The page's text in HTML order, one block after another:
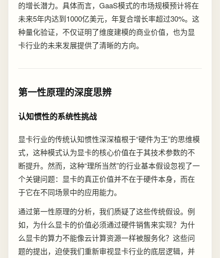
的增长潜力。具体而言，GaaS模式的市场规模预计将在
未来5年内达到1000亿美元，年复合增长率超过30%。这
种量化验证，不仅证明了维度建模的商业价值，也为显
卡行业的未来发展提供了清晰的方向。
第一性原理的深度思辨
认知惯性的系统性挑战
显卡行业的传统认知惯性深深植根于“硬件为王”的思维模
式，这种模式认为显卡的核心价值在于其技术参数的不
断提升。然而，这种“理所当然”的行业基本假设忽视了一
个关键问题：显卡的真正价值并不在于硬件本身，而在
于它在不同场景中的应用能力。
通过第一性原理的分析，我们质疑了这些传统假设。例
如，为什么显卡的价值必须通过硬件销售来实现？为什
么显卡的算力不能像云计算资源一样被服务化？这些问
题的提出，迫使我们重新审视显卡行业的底层逻辑，并